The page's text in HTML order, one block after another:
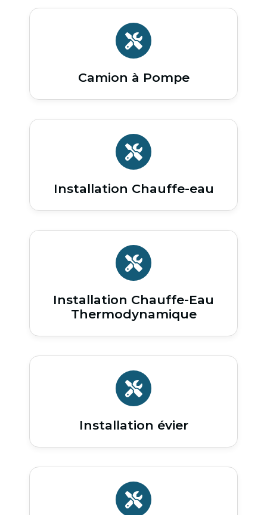
Camion à Pompe
Installation Chauffe-eau
Installation Chauffe-Eau
Thermodynamique
Installation évier